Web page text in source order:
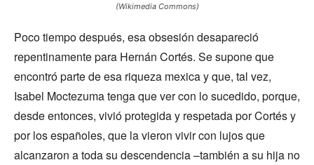
(Wikimedia Commons)
Poco tiempo después, esa obsesión desapareció
repentinamente para Hernán Cortés. Se supone que
encontró parte de esa riqueza mexica y que, tal vez,
Isabel Moctezuma tenga que ver con lo sucedido, porque,
desde entonces, vivió protegida y respetada por Cortés y
por los españoles, que la vieron vivir con lujos que
alcanzaron a toda su descendencia –también a su hija no